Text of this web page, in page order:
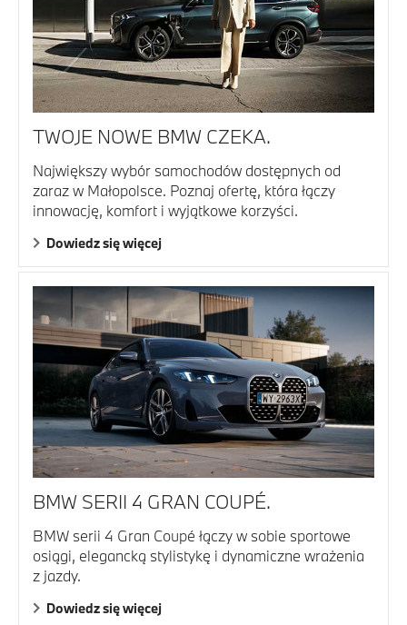
TWOJE NOWE BMW CZEKA.
Największy wybór samochodów dostępnych od
zaraz w Małopolsce. Poznaj ofertę, która łączy
innowację, komfort i wyjątkowe korzyści.
Dowiedz się więcej
BMW SERII 4 GRAN COUPÉ.
BMW serii 4 Gran Coupé łączy w sobie sportowe
osiągi, elegancką stylistykę i dynamiczne wrażenia
z jazdy.
Dowiedz się więcej